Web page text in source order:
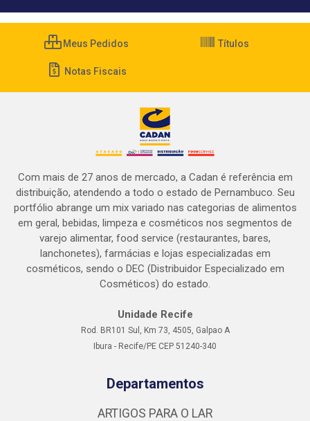
Meus Pedidos Títulos
Notas Fiscais
Com mais de 27 anos de mercado, a Cadan é referência em
distribuição, atendendo a todo o estado de Pernambuco. Seu
portfólio abrange um mix variado nas categorias de alimentos
em geral, bebidas, limpeza e cosméticos nos segmentos de
varejo alimentar, food service (restaurantes, bares,
lanchonetes), farmácias e lojas especializadas em
cosméticos, sendo o DEC (Distribuidor Especializado em
Cosméticos) do estado.
Unidade Recife
Rod. BR101 Sul, Km 73, 4505, Galpao A
Ibura - Recife/PE CEP 51240-340
Departamentos
ARTIGOS PARA O LAR